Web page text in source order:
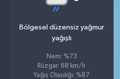
Bölgesel düzensiz yağmur
yağışlı
Nem: %73
Rüzgar: 68 km/h
Yağış Olasılığı: %87